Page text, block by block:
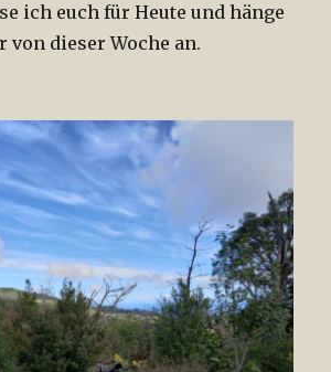
ich euch für Heute und hänge
von dieser Woche an.